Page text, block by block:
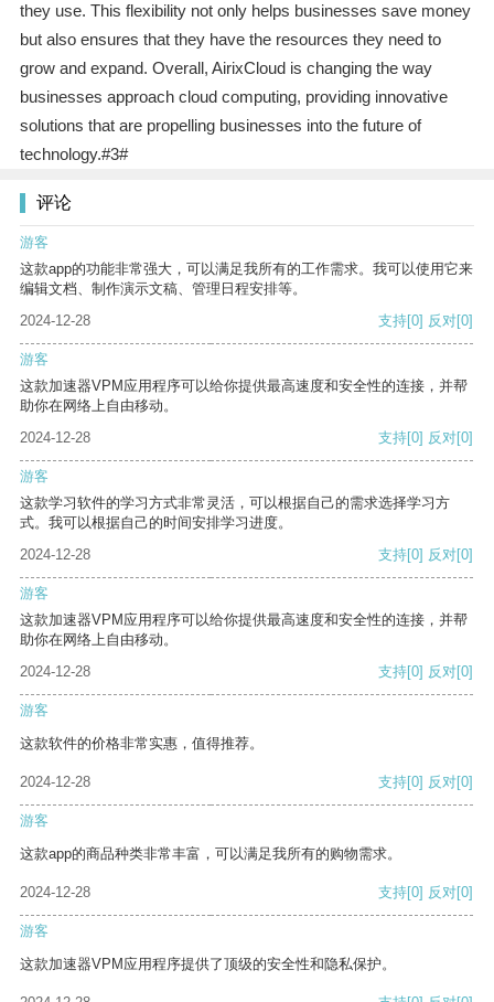
they use. This flexibility not only helps businesses save money
but also ensures that they have the resources they need to
grow and expand. Overall, AirixCloud is changing the way
businesses approach cloud computing, providing innovative
solutions that are propelling businesses into the future of
technology.#3#
评论
游客
这款app的功能非常强大，可以满足我所有的工作需求。我可以使用它来
编辑文档、制作演示文稿、管理日程安排等。
2024-12-28
支持[0] 反对[0]
游客
这款加速器VPM应用程序可以给你提供最高速度和安全性的连接，并帮
助你在网络上自由移动。
2024-12-28
支持[0] 反对[0]
游客
这款学习软件的学习方式非常灵活，可以根据自己的需求选择学习方
式。我可以根据自己的时间安排学习进度。
2024-12-28
支持[0] 反对[0]
游客
这款加速器VPM应用程序可以给你提供最高速度和安全性的连接，并帮
助你在网络上自由移动。
2024-12-28
支持[0] 反对[0]
游客
这款软件的价格非常实惠，值得推荐。
2024-12-28 支持[0] 反对[0]
游客
这款app的商品种类非常丰富，可以满足我所有的购物需求。
2024-12-28 支持[0] 反对[0]
游客
这款加速器VPM应用程序提供了顶级的安全性和隐私保护。